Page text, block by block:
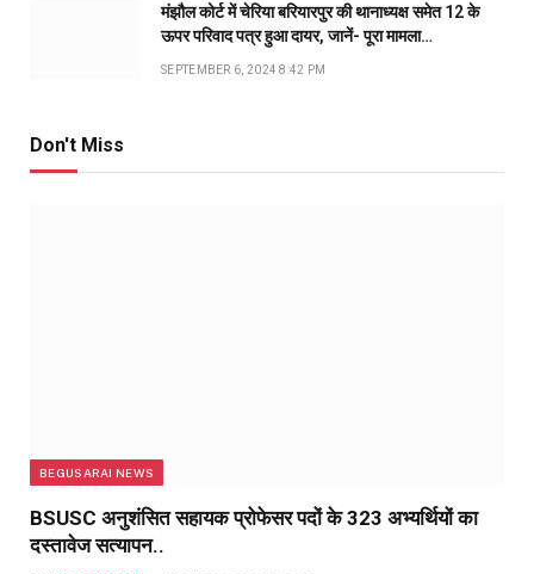
मंझौल कोर्ट में चेरिया बरियारपुर की थानाध्यक्ष समेत 12 के
ऊपर परिवाद पत्र हुआ दायर, जानें- पूरा मामला…
SEPTEMBER 6, 2024 8:42 PM
Don't Miss
BEGUSARAI NEWS
BSUSC अनुशंसित सहायक प्रोफेसर पदों के 323 अभ्यर्थियों का
दस्तावेज सत्यापन..